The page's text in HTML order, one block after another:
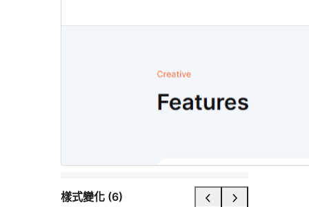
樣式變化 (6)